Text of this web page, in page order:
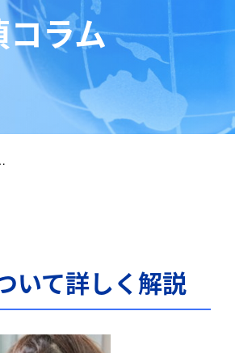
コラム
いて詳しく解説